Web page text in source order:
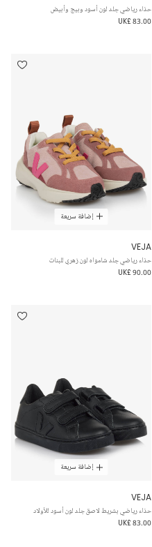
حذاء رياضي جلد لون أسود وبيج وأبيض
UK£ 83.00
إضافة سريعة
VEJA
حذاء رياضي جلد شامواه لون زهري للبنات
UK£ 90.00
إضافة سريعة
VEJA
حذاء رياضي بشريط لاصق جلد لون أسود للأولاد
UK£ 83.00